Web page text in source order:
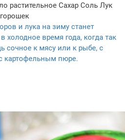
растительное Сахар Соль Лук
и лука на зиму станет
холодное время года, когда так
сочное к мясу или к рыбе, с
картофельным пюре.